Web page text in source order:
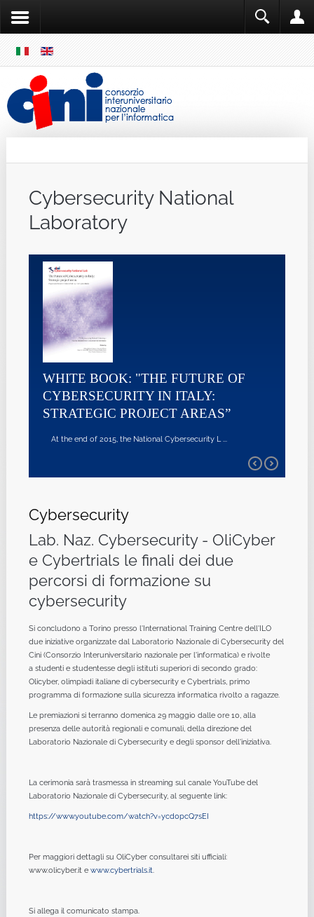
MENU
Cybersecurity National
Laboratory
WHITE BOOK: "THE FUTURE OF
CYBERSECURITY IN ITALY:
STRATEGIC PROJECT AREAS”
At the end of 2015, the National Cybersecurity L ...
Cybersecurity
Lab. Naz. Cybersecurity - OliCyber
e Cybertrials le finali dei due
percorsi di formazione su
cybersecurity
Si concludono a Torino presso l'International Training Centre dell'ILO
due iniziative organizzate dal Laboratorio Nazionale di Cybersecurity del
Cini (Consorzio Interuniversitario nazionale per l'informatica) e rivolte
a studenti e studentesse degli istituti superiori di secondo grado:
Olicyber, olimpiadi italiane di cybersecurity e Cybertrials, primo
programma di formazione sulla sicurezza informatica rivolto a ragazze.
Le premiazioni si terranno domenica 29 maggio dalle ore 10, alla
presenza delle autorità regionali e comunali, della direzione del
Laboratorio Nazionale di Cybersecurity e degli sponsor dell'iniziativa.
La cerimonia sarà trasmessa in streaming sul canale YouTube del
Laboratorio Nazionale di Cybersecurity, al seguente link:
https://www.youtube.com/watch?v=ycd0pcQ7sEI
Per maggiori dettagli su OliCyber consultarei siti ufficiali:
www.olicyber.it e www.cybertrials.it.
Si allega il comunicato stampa.